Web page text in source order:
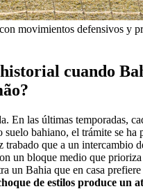
movimientos defensivos y
cuando
En las últimas temporadas,
bahiano, el trámite se ha
trabado que a un intercambio
un bloque medio que
un Bahia que en casa
de estilos produce un